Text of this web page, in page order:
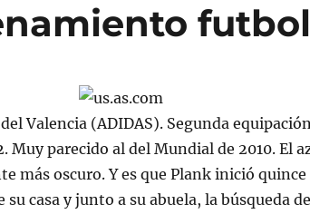
futbol
Valencia (ADIDAS). Segunda
Muy parecido al del Mundial de 2010. El
más oscuro. Y es que Plank inició quince
casa y junto a su abuela, la búsqueda